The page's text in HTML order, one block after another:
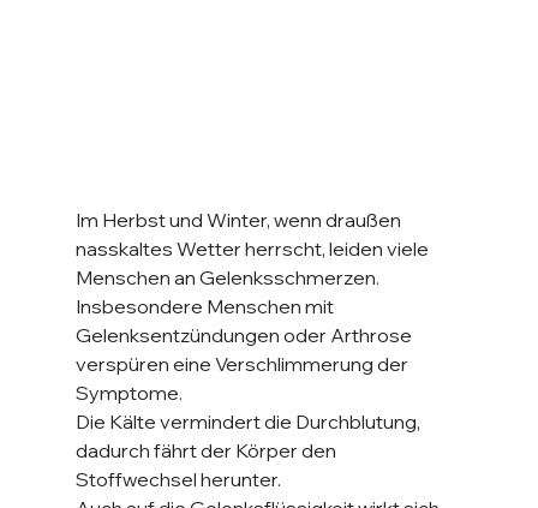
Im Herbst und Winter, wenn draußen
nasskaltes Wetter herrscht, leiden viele
Menschen an Gelenksschmerzen.
Insbesondere Menschen mit
Gelenksentzündungen oder Arthrose
verspüren eine Verschlimmerung der
Symptome.
Die Kälte vermindert die Durchblutung,
dadurch fährt der Körper den
Stoffwechsel herunter.